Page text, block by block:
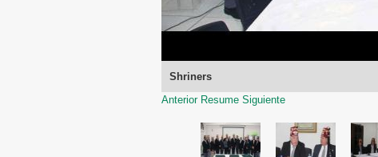
Shriners
Anterior Resume Siguiente